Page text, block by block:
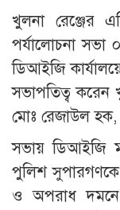
খুলনা রেঞ্জের
পর্যালোচনা সভা
ডিআইজি
সভাপতিত্ব করেন
মোঃ রেজাউল হক,
সভায় ডিআইজি
পুলিশ
ও অপরাধ দমনে